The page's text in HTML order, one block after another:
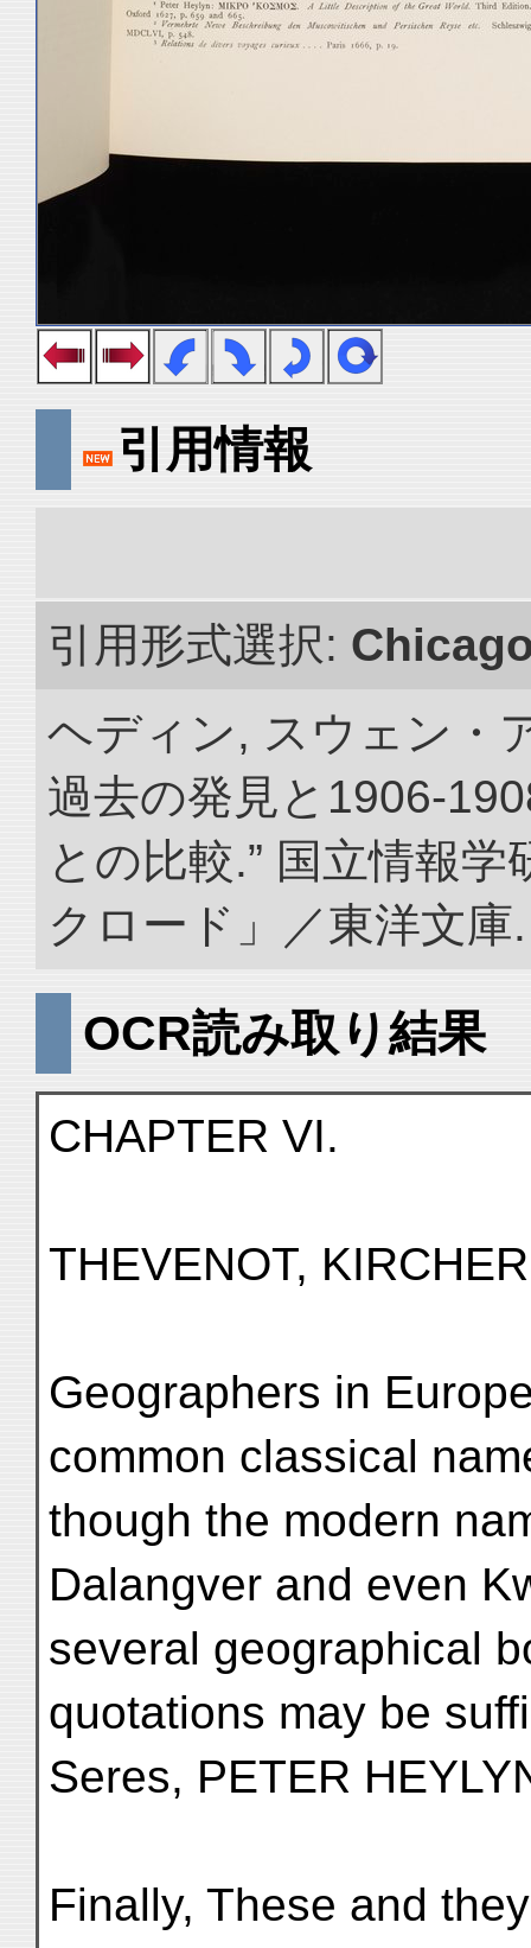
引用情報
引用形式選択:
ヘディン, スウェン・
過去の発見と1906-
との比較.” 国立情報
クロード」／東洋文
OCR読み取り結果
CHAPTER VI.
THEVENOT,
Geographers in
common classical
though the modern
Dalangver and even
several geographical
quotations may be
Seres, PETER
Finally, These and